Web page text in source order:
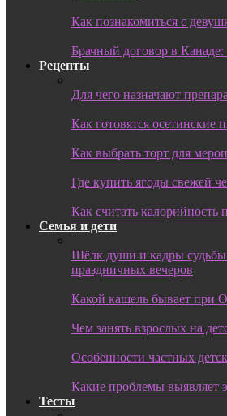
Как познакомиться с
Брачный договор в Канаде:
Рецепты
Для чего назначают
Как готовятся осетинские
Как выбрать торт для
Где купить ягоды свежей
Как считать калорийность
Семья и дети
Шёлк души и кадры
праздничных вечеров
Какой кашель бывает при
Чем занять взрослых на
Особенности частных
Какие проблемы выявляет
Тесты